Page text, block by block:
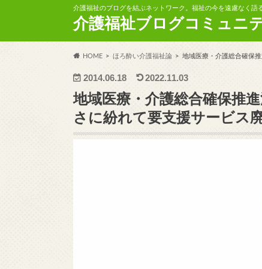
介護福祉のブログを結ぶネットワーク。福祉の今を遠慮なく語
介護福祉ブログコミュニ
HOME ほろ酔い介護福祉論 地域医療・介護総合確保
2014.06.18 2022.11.03
地域医療・介護総合確保推
さに紛れて要支援サービス